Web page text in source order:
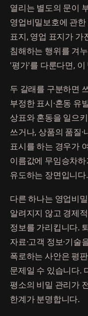
열리는 별도의 문이
영업비밀보호에 관
표지, 영업 표지가 가
침해하는 행위를 겨
'평가'를 다룬다면,
두 갈래를 구분하면
부정한 표시·혼동 유
상표와 혼동을 일으
쓰거나, 상품의 품질
표시를 하는 경우가
이름값에 무임승차
유도하는 장면입니다.
다른 하나는 영업비
알려지지 않고 경제
정보를 가리킵니다.
자료·고객 정보·기
폭로하는 사안은 평
문제일 수 있습니다.
평소의 비밀 관리가
한계가 분명합니다.